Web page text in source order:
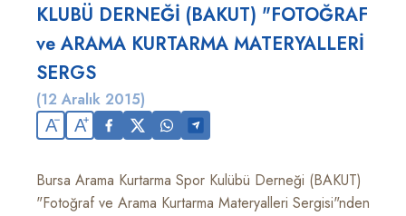
KLUBÜ DERNEĞİ (BAKUT) "FOTOĞRAF
ve ARAMA KURTARMA MATERYALLERİ
SERGS
(12 Aralık 2015)
A A
Bursa Arama Kurtarma Spor Kulübü Derneği (BAKUT)
"Fotoğraf ve Arama Kurtarma Materyalleri Sergisi"nden